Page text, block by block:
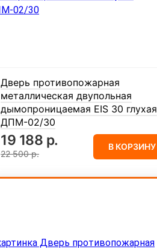
Дверь противопожарная
металлическая двупольная
дымопроницаемая EIS 30 глухая
ДПМ-02/30
19 188 р.
22 500 р.
В КОРЗИНУ